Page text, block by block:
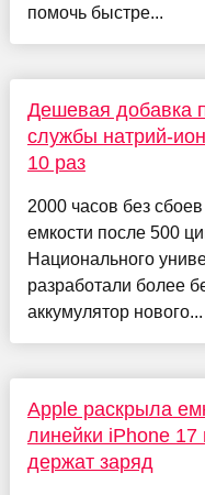
помочь быстре...
Дешевая добавка
службы натрий-
10 раз
2000 часов без
емкости после 500
Национального
разработали более
аккумулятор нового...
Apple раскрыла
линейки iPhone 17
держат заряд